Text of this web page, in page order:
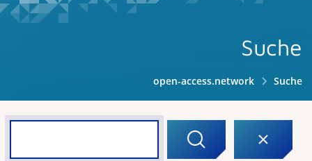
Suche
open-access.network Suche